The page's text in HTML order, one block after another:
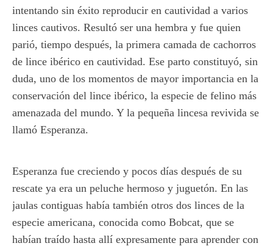
intentando sin éxito reproducir en cautividad a varios
linces cautivos. Resultó ser una hembra y fue quien
parió, tiempo después, la primera camada de cachorros
de lince ibérico en cautividad. Ese parto constituyó, sin
duda, uno de los momentos de mayor importancia en la
conservación del lince ibérico, la especie de felino más
amenazada del mundo. Y la pequeña lincesa revivida se
llamó Esperanza.
Esperanza fue creciendo y pocos días después de su
rescate ya era un peluche hermoso y juguetón. En las
jaulas contiguas había también otros dos linces de la
especie americana, conocida como Bobcat, que se
habían traído hasta allí expresamente para aprender con